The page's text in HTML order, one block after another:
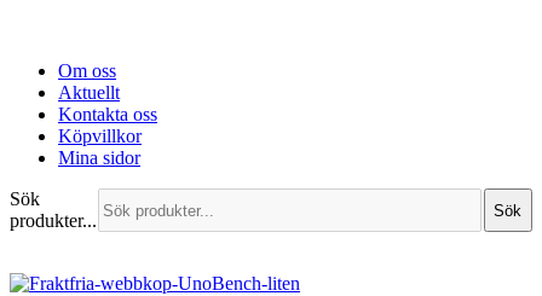
Om oss
Aktuellt
Kontakta oss
Köpvillkor
Mina sidor
Sök
produkter...
Sök